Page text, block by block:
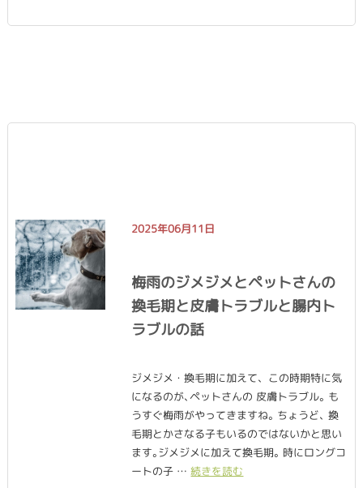
2025年06月11日
梅雨のジメジメとペットさんの
換毛期と皮膚トラブルと腸内ト
ラブルの話
ジメジメ・換毛期に加えて、この時期特に気
になるのが､ペットさんの 皮膚トラブル｡ も
うすぐ梅雨がやってきますね｡ ちょうど､ 換
毛期とかさなる子もいるのではないかと思い
ます｡ジメジメに加えて換毛期｡ 時にロングコ
ートの子 …続きを読む